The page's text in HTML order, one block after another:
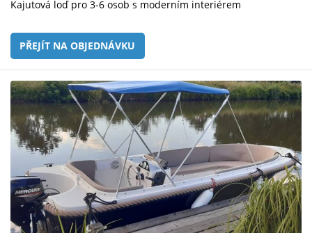
Kajutová loď pro 3-6 osob s moderním interiérem
PŘEJÍT NA OBJEDNÁVKU